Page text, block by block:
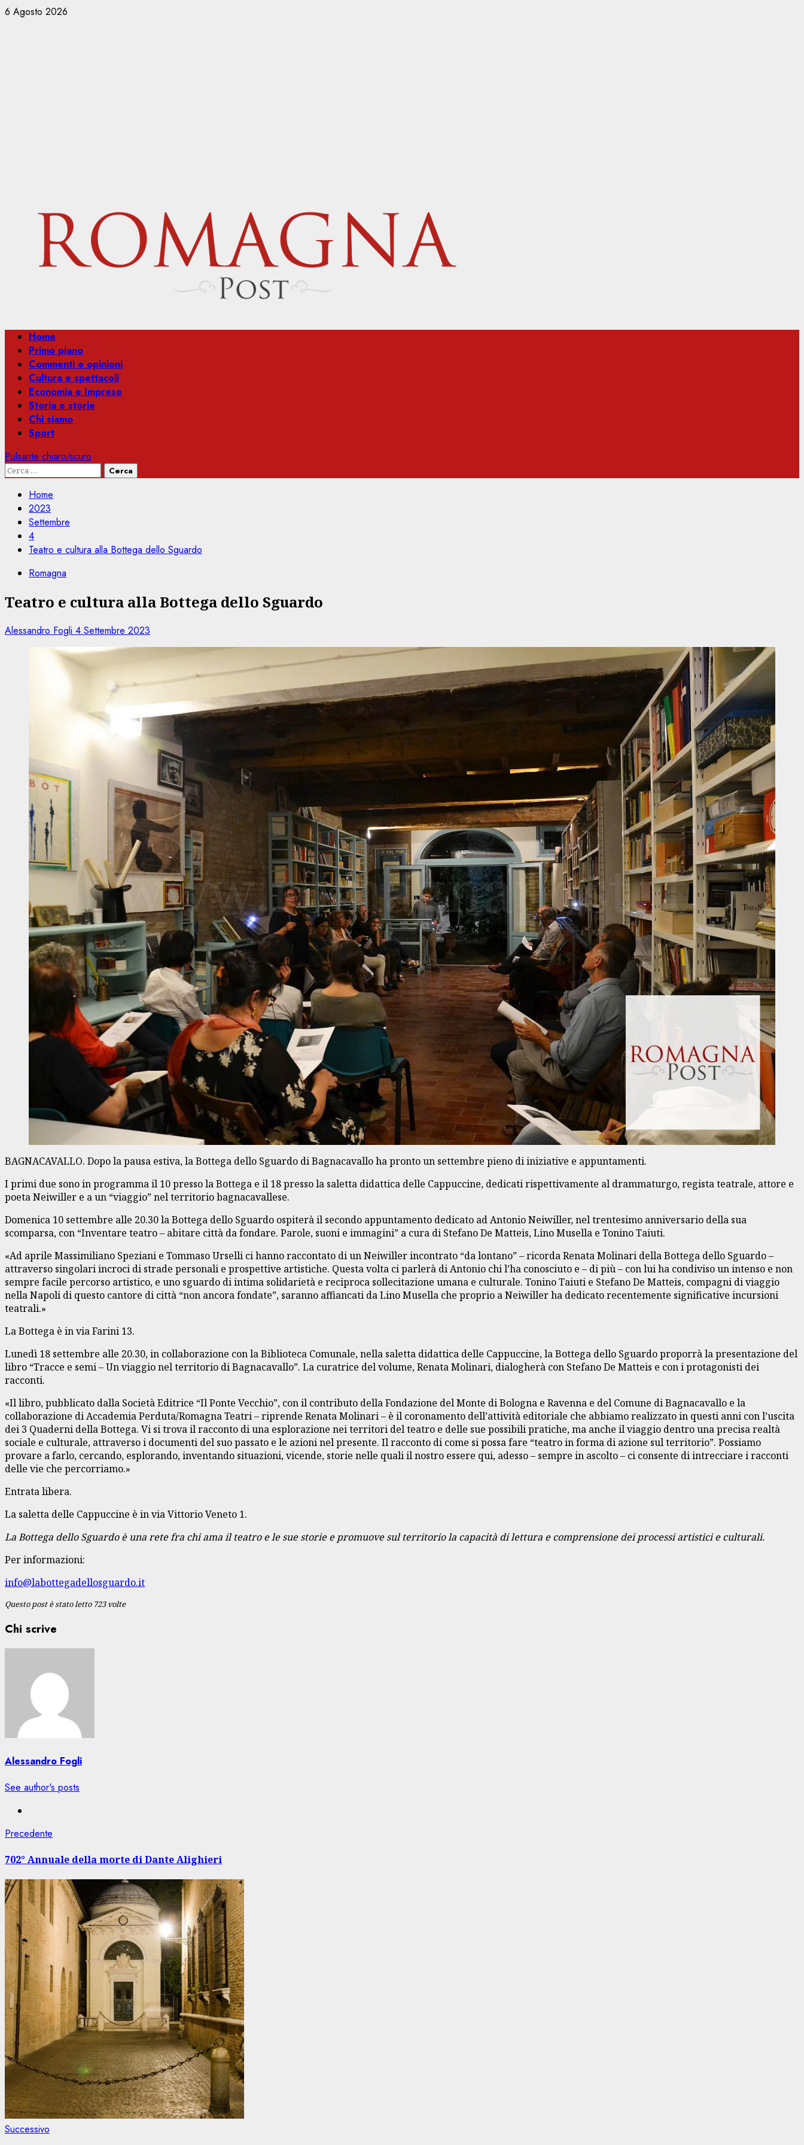
Vai
6 Agosto 2026
Menu
principale
Home
Primo piano
Commenti e opinioni
Cultura e spettacoli
Economia e Imprese
Storia e storie
Chi siamo
Sport
Pulsante chiaro/scuro
Ricerca
Home
2023
Settembre
4
Teatro e cultura alla Bottega dello Sguardo
Romagna
Teatro e cultura alla Bottega dello Sguardo
Alessandro Fogli 4 Settembre 2023
BAGNACAVALLO. Dopo la pausa estiva, la Bottega dello Sguardo di Bagnacavallo ha pronto un settembre pieno di iniziative e appuntamenti.
I primi due sono in programma il 10 presso la Bottega e il 18 presso la saletta didattica delle Cappuccine, dedicati rispettivamente al drammaturgo, regista teatrale, attore e
poeta Neiwiller e a un “viaggio” nel territorio bagnacavallese.
Domenica 10 settembre alle 20.30 la Bottega dello Sguardo ospiterà il secondo appuntamento dedicato ad Antonio Neiwiller, nel trentesimo anniversario della sua
scomparsa, con “Inventare teatro – abitare città da fondare. Parole, suoni e immagini” a cura di Stefano De Matteis, Lino Musella e Tonino Taiuti.
«Ad aprile Massimiliano Speziani e Tommaso Urselli ci hanno raccontato di un Neiwiller incontrato “da lontano” – ricorda Renata Molinari della Bottega dello Sguardo –
attraverso singolari incroci di strade personali e prospettive artistiche. Questa volta ci parlerà di Antonio chi l’ha conosciuto e – di più – con lui ha condiviso un intenso e non
sempre facile percorso artistico, e uno sguardo di intima solidarietà e reciproca sollecitazione umana e culturale. Tonino Taiuti e Stefano De Matteis, compagni di viaggio
nella Napoli di questo cantore di città “non ancora fondate”, saranno affiancati da Lino Musella che proprio a Neiwiller ha dedicato recentemente significative incursioni
teatrali.»
La Bottega è in via Farini 13.
Lunedì 18 settembre alle 20.30, in collaborazione con la Biblioteca Comunale, nella saletta didattica delle Cappuccine, la Bottega dello Sguardo proporrà la presentazione del
libro “Tracce e semi – Un viaggio nel territorio di Bagnacavallo”. La curatrice del volume, Renata Molinari, dialogherà con Stefano De Matteis e con i protagonisti dei
racconti.
«Il libro, pubblicato dalla Società Editrice “Il Ponte Vecchio”, con il contributo della Fondazione del Monte di Bologna e Ravenna e del Comune di Bagnacavallo e la
collaborazione di Accademia Perduta/Romagna Teatri – riprende Renata Molinari – è il coronamento dell’attività editoriale che abbiamo realizzato in questi anni con l’uscita
dei 3 Quaderni della Bottega. Vi si trova il racconto di una esplorazione nei territori del teatro e delle sue possibili pratiche, ma anche il viaggio dentro una precisa realtà
sociale e culturale, attraverso i documenti del suo passato e le azioni nel presente. Il racconto di come si possa fare “teatro in forma di azione sul territorio”. Possiamo
provare a farlo, cercando, esplorando, inventando situazioni, vicende, storie nelle quali il nostro essere qui, adesso – sempre in ascolto – ci consente di intrecciare i racconti
delle vie che percorriamo.»
Entrata libera.
La saletta delle Cappuccine è in via Vittorio Veneto 1.
La Bottega dello Sguardo è una rete fra chi ama il teatro e le sue storie e promuove sul territorio la capacità di lettura e comprensione dei processi artistici e culturali.
Per informazioni:
info@labottegadellosguardo.it
Questo post è stato letto 723 volte
Chi scrive
Alessandro Fogli
See author's posts
Navigazione
articolo
Precedente
702° Annuale della morte di Dante Alighieri
Successivo